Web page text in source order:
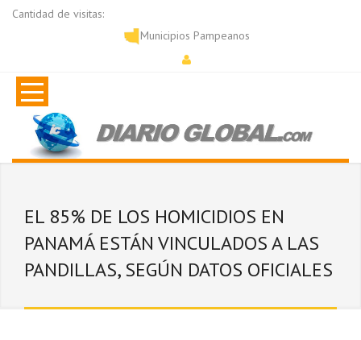
Cantidad de visitas:
Municipios Pampeanos
EL 85% DE LOS HOMICIDIOS EN
PANAMÁ ESTÁN VINCULADOS A LAS
PANDILLAS, SEGÚN DATOS OFICIALES